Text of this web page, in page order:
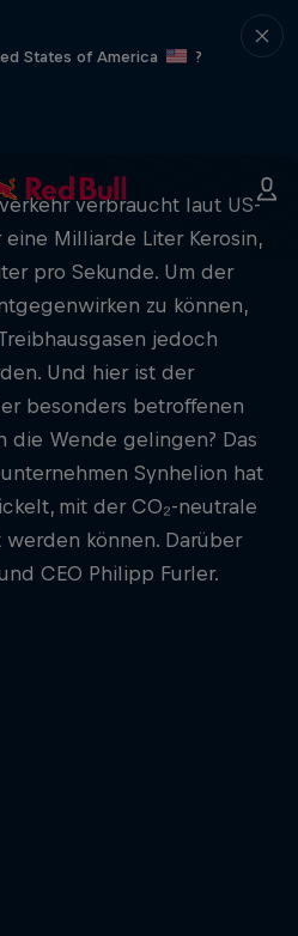
States of America
?
verbraucht laut US-
Milliarde Liter Kerosin,
pro Sekunde. Um der
zu können,
jedoch
Und hier ist der
besonders betroffenen
die Wende gelingen? Das
Synhelion hat
mit der CO₂-neutrale
können. Darüber
CEO Philipp Furler.